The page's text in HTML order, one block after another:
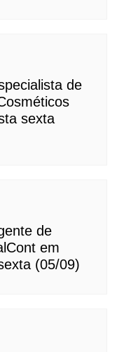
de
sexta
de
em
(05/09)